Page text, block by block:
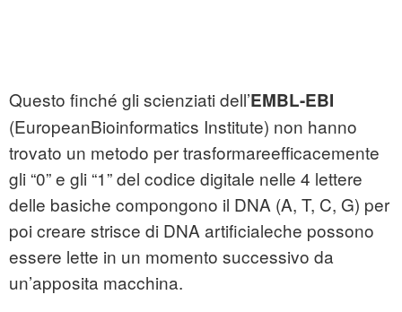
Questo finché gli scienziati dell’EMBL-EBI
(EuropeanBioinformatics Institute) non hanno
trovato un metodo per trasformareefficacemente
gli “0” e gli “1” del codice digitale nelle 4 lettere
delle basiche compongono il DNA (A, T, C, G) per
poi creare strisce di DNA artificialeche possono
essere lette in un momento successivo da
un’apposita macchina.